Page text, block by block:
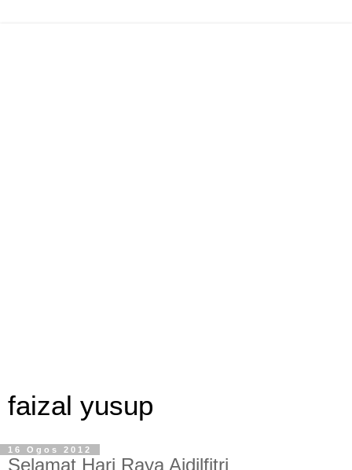
faizal yusup
16 Ogos 2012
Selamat Hari Raya Aidilfitri